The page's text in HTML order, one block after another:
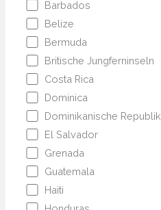
Barbados
Belize
Bermuda
Britische Jungferninseln
Costa Rica
Dominica
Dominikanische Republik
El Salvador
Grenada
Guatemala
Haiti